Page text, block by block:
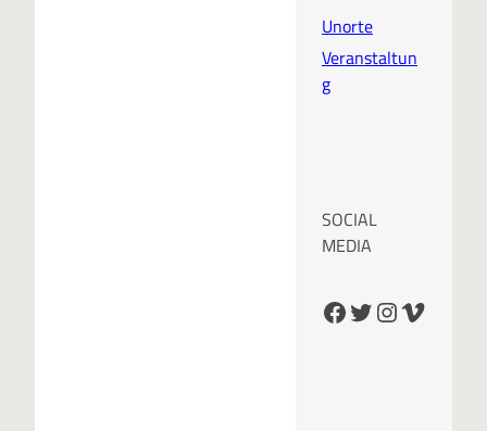
Unorte
Veranstaltun
g
SOCIAL
MEDIA
Facebook Twitter InstagramVimeo